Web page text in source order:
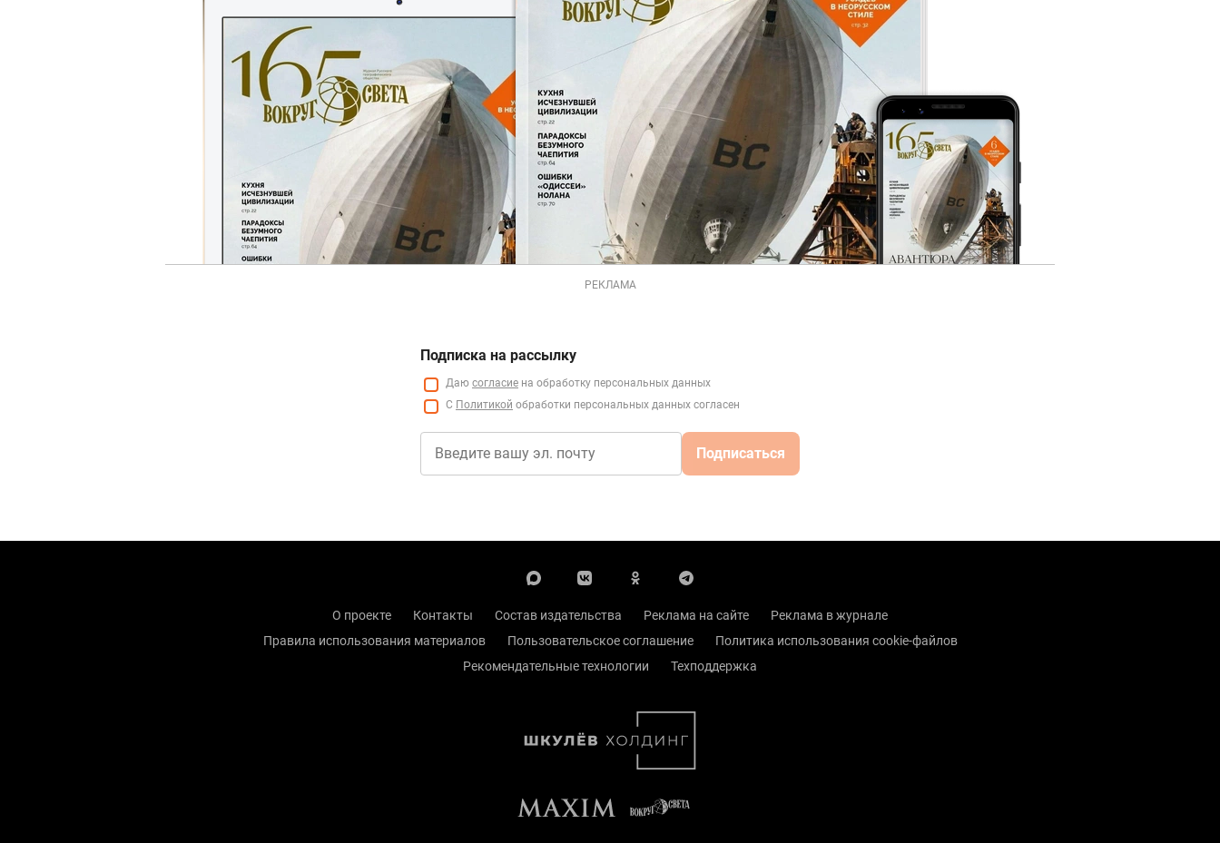
РЕКЛАМА
Подписка на рассылку
Даю согласие на обработку персональных данных
С Политикой обработки персональных данных согласен
Подписаться
О проекте Контакты Состав издательства Реклама на сайте
Реклама в журнале
Правила использования материалов
Пользовательское соглашение
Политика использования cookie-файлов
Рекомендательные технологии
Техподдержка